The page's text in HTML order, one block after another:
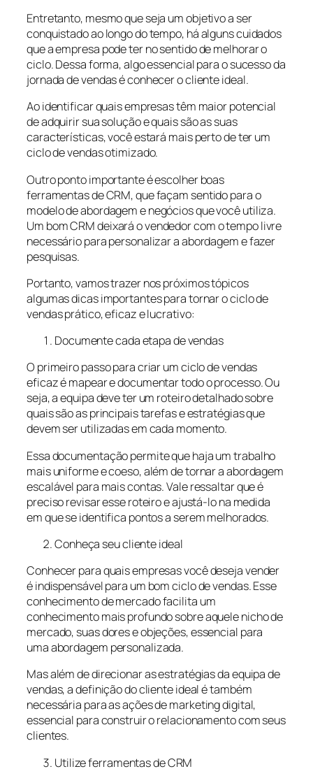
Entretanto, mesmo que seja um objetivo a ser
conquistado ao longo do tempo, há alguns cuidados
que a empresa pode ter no sentido de melhorar o
ciclo. Dessa forma, algo essencial para o sucesso da
jornada de vendas é conhecer o cliente ideal.
Ao identificar quais empresas têm maior potencial
de adquirir sua solução e quais são as suas
características, você estará mais perto de ter um
ciclo de vendas otimizado.
Outro ponto importante é escolher boas
ferramentas de CRM, que façam sentido para o
modelo de abordagem e negócios que você utiliza.
Um bom CRM deixará o vendedor com o tempo livre
necessário para personalizar a abordagem e fazer
pesquisas.
Portanto, vamos trazer nos próximos tópicos
algumas dicas importantes para tornar o ciclo de
vendas prático, eficaz e lucrativo:
Documente cada etapa de vendas
O primeiro passo para criar um ciclo de vendas
eficaz é mapear e documentar todo o processo. Ou
seja, a equipa deve ter um roteiro detalhado sobre
quais são as principais tarefas e estratégias que
devem ser utilizadas em cada momento.
Essa documentação permite que haja um trabalho
mais uniforme e coeso, além de tornar a abordagem
escalável para mais contas. Vale ressaltar que é
preciso revisar esse roteiro e ajustá-lo na medida
em que se identifica pontos a serem melhorados.
Conheça seu cliente ideal
Conhecer para quais empresas você deseja vender
é indispensável para um bom ciclo de vendas. Esse
conhecimento de mercado facilita um
conhecimento mais profundo sobre aquele nicho de
mercado, suas dores e objeções, essencial para
uma abordagem personalizada.
Mas além de direcionar as estratégias da equipa de
vendas, a definição do cliente ideal é também
necessária para as ações de marketing digital,
essencial para construir o relacionamento com seus
clientes.
Utilize ferramentas de CRM